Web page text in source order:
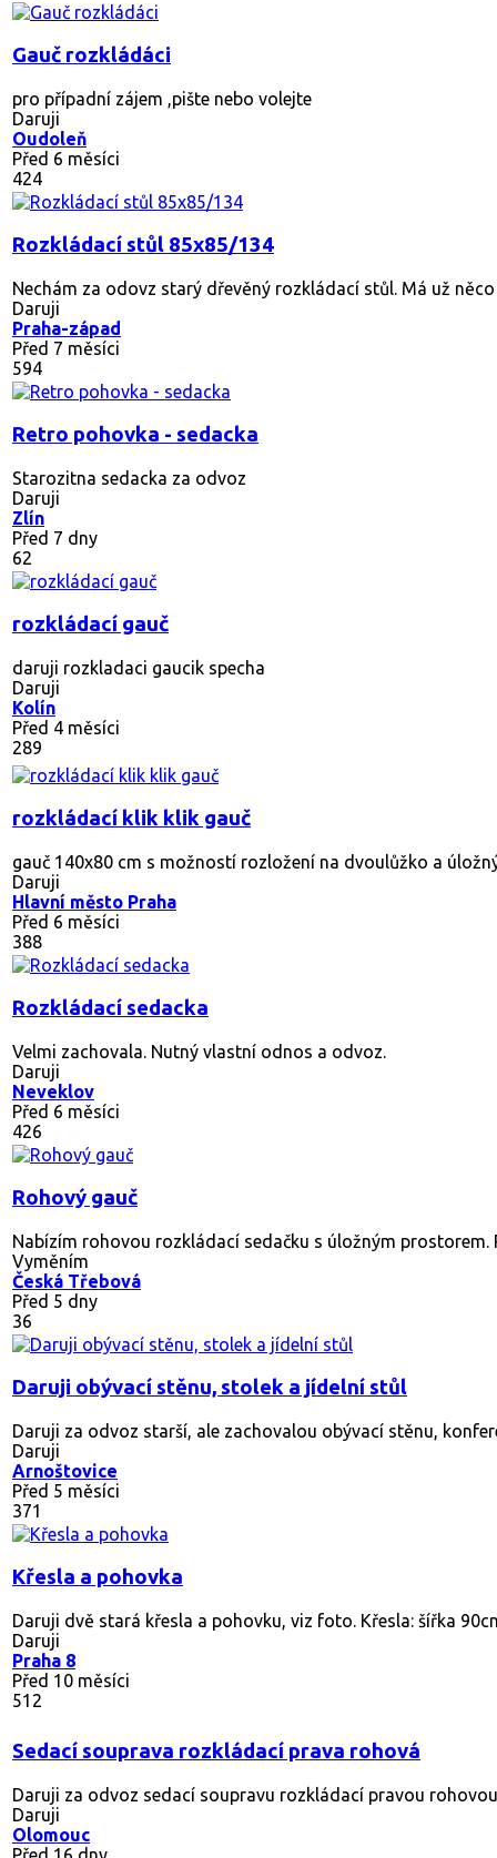
Gauč rozkládáci
pro případní zájem ,pište nebo volejte
Daruji
Oudoleň
Před 6 měsíci
424
Rozkládací stůl 85x85/134
Nechám za odovz starý dřevěný rozkládací stůl. Má už
Daruji
Praha-západ
Před 7 měsíci
594
Retro pohovka - sedacka
Starozitna sedacka za odvoz
Daruji
Zlín
Před 7 dny
62
rozkládací gauč
daruji rozkladaci gaucik specha
Daruji
Kolín
Před 4 měsíci
289
rozkládací klik klik gauč
gauč 140x80 cm s možností rozložení na dvoulůžko a
Daruji
Hlavní město Praha
Před 6 měsíci
388
Rozkládací sedacka
Velmi zachovala. Nutný vlastní odnos a odvoz.
Daruji
Neveklov
Před 6 měsíci
426
Rohový gauč
Nabízím rohovou rozkládací sedačku s úložným prostorem.
Vyměním
Česká Třebová
Před 5 dny
36
Daruji obývací stěnu, stolek a jídelní stůl
Daruji za odvoz starší, ale zachovalou obývací stěnu,
Daruji
Arnoštovice
Před 5 měsíci
371
Křesla a pohovka
Daruji dvě stará křesla a pohovku, viz foto. Křesla: šířka
Daruji
Praha 8
Před 10 měsíci
512
Sedací souprava rozkládací prava rohová
Daruji za odvoz sedací soupravu rozkládací pravou
Daruji
Olomouc